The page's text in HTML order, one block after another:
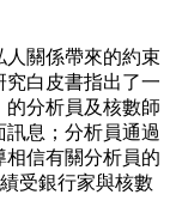
人關係帶來的約束
究白皮書指出了一
分析員及核數師
息；分析員通過
相信有關分析員的
受銀行家與核數